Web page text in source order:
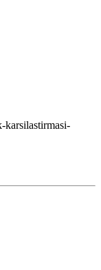
karsilastirmasi-